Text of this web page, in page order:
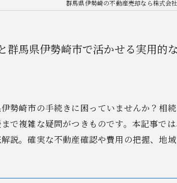
群馬県伊勢崎の不動産売却なら株式会
群馬県伊勢崎市で活かせる実用的
勢崎市の手続きに困っていませんか？相
で複雑な疑問がつきものです。本記事で
説。確実な不動産確認や費用の把握、地